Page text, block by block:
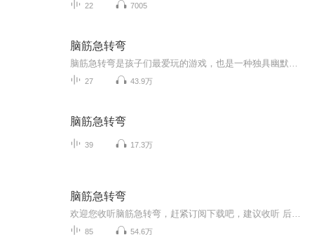
22 7005
脑筋急转弯
27 43.9万
脑筋急转弯
39 17.3万
脑筋急转弯
85 54.6万